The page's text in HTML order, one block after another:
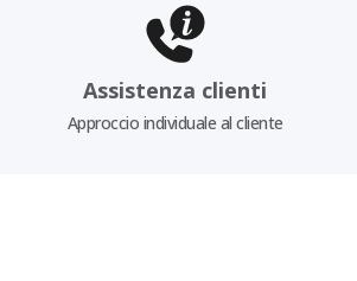
Assistenza clienti
Approccio individuale al cliente